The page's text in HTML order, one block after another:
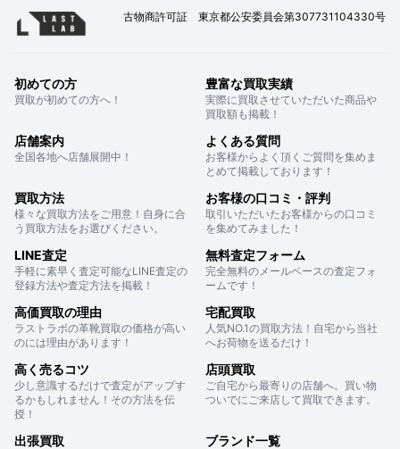
古物商許可証 東京都公安委員会第307731104330号
初めての方
買取が初めての方へ！
豊富な買取実績
実際に買取させていただいた商品や
買取額も掲載！
店舗案内
全国各地へ店舗展開中！
よくある質問
お客様からよく頂くご質問を集めま
とめて掲載しております！
買取方法
様々な買取方法をご用意！自身に合
う買取方法をお選びください。
お客様の口コミ・評判
取引いただいたお客様からの口コミ
を集めてみました！
LINE査定
手軽に素早く査定可能なLINE査定の
登録方法や査定方法を掲載！
無料査定フォーム
完全無料のメールベースの査定フォ
ームです！
高価買取の理由
ラストラボの革靴買取の価格が高い
のには理由があります！
宅配買取
人気NO.1の買取方法！自宅から当社
へお荷物を送るだけ！
高く売るコツ
少し意識するだけで査定がアップす
るかもしれません！その方法を伝
授！
店頭買取
ご自宅から最寄りの店舗へ。買い物
ついでにご来店して買取できます。
出張買取 ブランド一覧